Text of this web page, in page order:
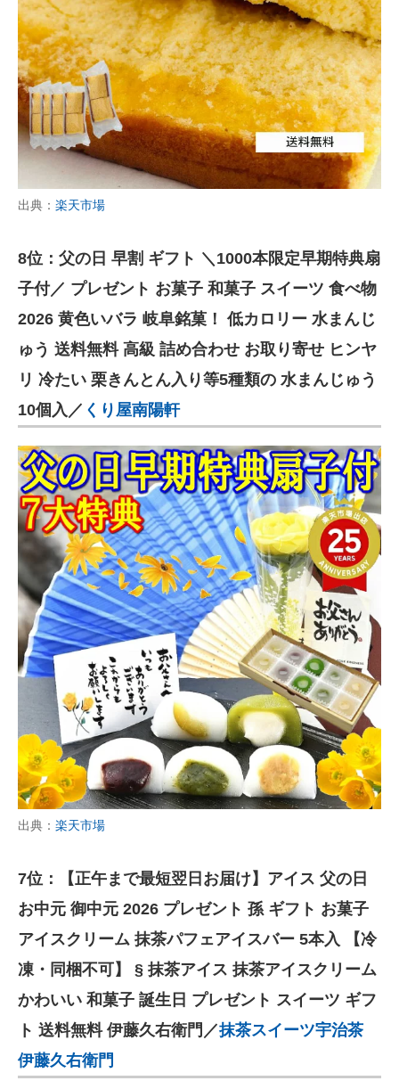
出典： 楽天市場
8位：父の日 早割 ギフト ＼1000本限定早期特典扇
子付／ プレゼント お菓子 和菓子 スイーツ 食べ物
2026 黄色いバラ 岐阜銘菓！ 低カロリー 水まんじ
ゅう 送料無料 高級 詰め合わせ お取り寄せ ヒンヤ
リ 冷たい 栗きんとん入り等5種類の 水まんじゅう
10個入／ くり屋南陽軒
出典： 楽天市場
7位：【正午まで最短翌日お届け】アイス 父の日
お中元 御中元 2026 プレゼント 孫 ギフト お菓子
アイスクリーム 抹茶パフェアイスバー 5本入 【冷
凍・同梱不可】 § 抹茶アイス 抹茶アイスクリーム
かわいい 和菓子 誕生日 プレゼント スイーツ ギフ
ト 送料無料 伊藤久右衛門／抹茶スイーツ宇治茶
伊藤久右衛門